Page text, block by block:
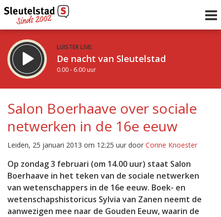
LUISTER LIVE:
De nacht van Sleutelstad
0.00 - 6.00 uur
De ochtend van Sleutelstad
6.00 - 12.00 uur
Vorig uur
uur 1 van 0 Volgend uur
Inklappen
Salon Boerhaave over sociale
netwerken in de 16e eeuw
Leiden, 25 januari 2013 om 12:25 uur door Corine Knoester
Op zondag 3 februari (om 14.00 uur) staat Salon
Boerhaave in het teken van de sociale netwerken
van wetenschappers in de 16e eeuw. Boek- en
wetenschapshistoricus Sylvia van Zanen neemt de
aanwezigen mee naar de Gouden Eeuw, waarin de